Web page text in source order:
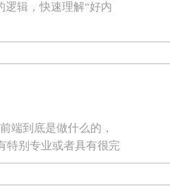
逻辑，快速理解“好内
端到底是做什么的，
特别专业或者具有很完